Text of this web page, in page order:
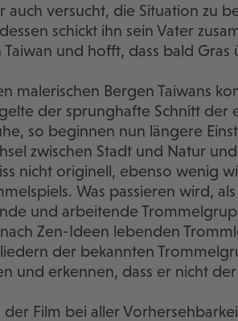
auch versucht, die Situation zu
schickt ihn sein Vater
Taiwan und hofft, dass bald Gras
malerischen Bergen Taiwans
der sprunghafte Schnitt der
so beginnen nun längere
zwischen Stadt und Natur
nicht originell, ebenso wenig
Was passieren wird,
und arbeitende
Zen-Ideen lebenden
der bekannten
und erkennen, dass er nicht
der Film bei aller